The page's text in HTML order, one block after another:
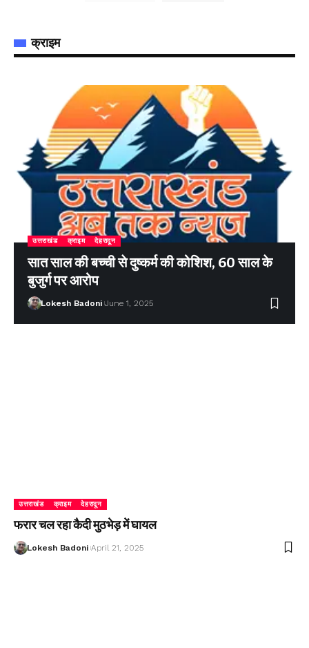
क्राइम
उत्तराखंड क्राइम देहरादून
सात साल की बच्ची से दुष्कर्म की कोशिश, 60 साल के
बुजुर्ग पर आरोप
Lokesh Badoni June 1, 2025
उत्तराखंड क्राइम देहरादून
फरार चल रहा कैदी मुठभेड़ में घायल
Lokesh Badoni April 21, 2025